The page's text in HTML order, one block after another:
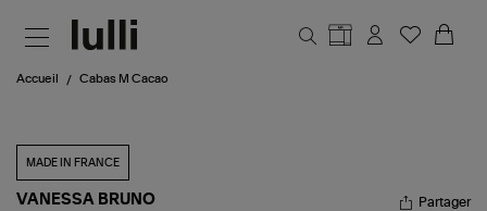
Accueil Cabas M Cacao
MADE IN FRANCE
VANESSA BRUNO Partager